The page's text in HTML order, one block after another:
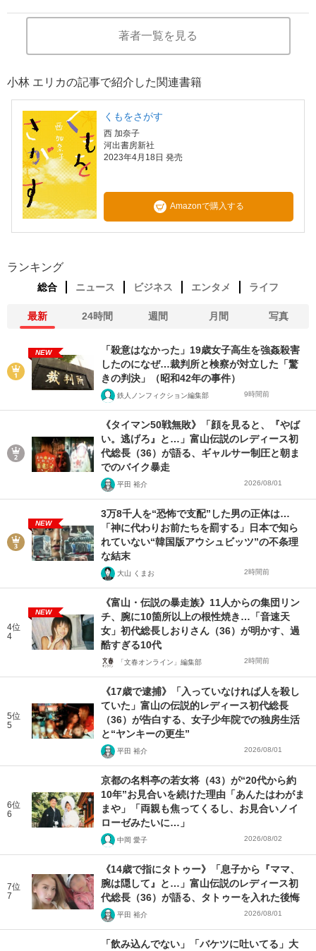
著者一覧を見る
小林 エリカの記事で紹介した関連書籍
くもをさがす
西 加奈子
河出書房新社
2023年4月18日 発売
Amazonで購入する
ランキング
総合 ニュース ビジネス エンタメ ライフ
最新 24時間 週間 月間 写真
NEW
「殺意はなかった」19歳女子高生を強姦殺害
したのになぜ…裁判所と検察が対立した「驚
きの判決」（昭和42年の事件）
鉄人ノンフィクション編集部 9時間前
《タイマン50戦無敗》「顔を見ると、『やば
い。逃げろ』と…」富山伝説のレディース初
代総長（36）が語る、ギャルサー制圧と朝ま
でのバイク暴走
平田 裕介 2026/08/01
NEW
3万8千人を“恐怖で支配”した男の正体は…
「神に代わりお前たちを罰する」日本で知ら
れていない“韓国版アウシュビッツ”の不条理
な結末
大山 くまお 2時間前
4位
4
NEW
《富山・伝説の暴走族》11人からの集団リン
チ、腕に10箇所以上の根性焼き…「音速天
女」初代総長しおりさん（36）が明かす、過
酷すぎる10代
「文春オンライン」編集部 2時間前
5位
5
《17歳で逮捕》「入っていなければ人を殺し
ていた」富山の伝説的レディース初代総長
（36）が告白する、女子少年院での独房生活
と“ヤンキーの更生”
平田 裕介 2026/08/01
6位
6
京都の名料亭の若女将（43）が“20代から約
10年”お見合いを続けた理由「あんたはわがま
まや」「両親も焦ってくるし、お見合いノイ
ローゼみたいに…」
中岡 愛子 2026/08/02
7位
7
《14歳で指にタトゥー》「息子から『ママ、
腕は隠して』と…」富山伝説のレディース初
代総長（36）が語る、タトゥーを入れた後悔
平田 裕介 2026/08/01
「飲み込んでない」「バケツに吐いてる」大